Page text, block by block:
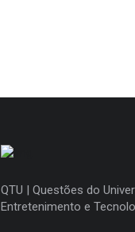
QTU | Questões do
Entretenimento e